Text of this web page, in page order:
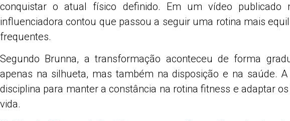
conquistar o atual físico definido. Em um vídeo publicado
influenciadora contou que passou a seguir uma rotina mais
frequentes.
Segundo Brunna, a transformação aconteceu de forma
apenas na silhueta, mas também na disposição e na saúde.
disciplina para manter a constância na rotina fitness e adaptar
vida.